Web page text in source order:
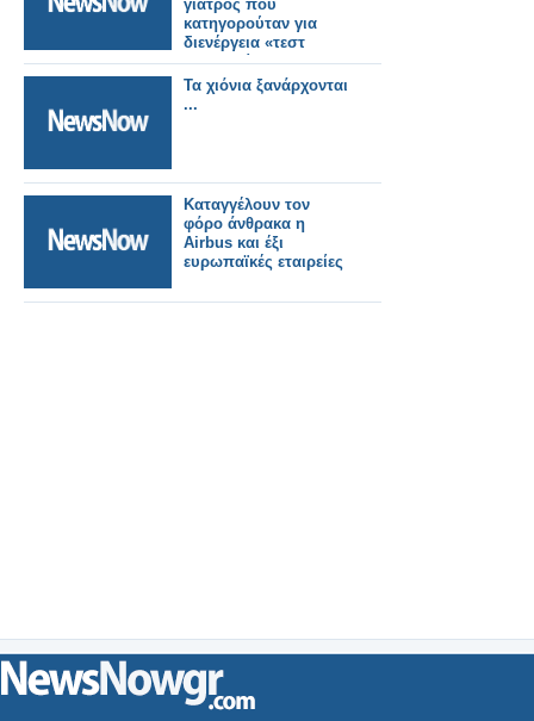
γιατρός που
κατηγορούταν για
διενέργεια «τεστ
παρθενείας»
Τα χιόνια ξανάρχονται
...
Καταγγέλουν τον
φόρο άνθρακα η
Airbus και έξι
ευρωπαϊκές εταιρείες